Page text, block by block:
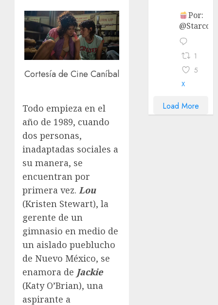
Cortesía de Cine Caníbal
Todo empieza en el
año de 1989, cuando
dos personas,
inadaptadas sociales a
su manera, se
encuentran por
primera vez. Lou
(Kristen Stewart), la
gerente de un
gimnasio en medio de
un aislado pueblucho
de Nuevo México, se
enamora de Jackie
(Katy O’Brian), una
aspirante a
Por:
1
5
X
Load More